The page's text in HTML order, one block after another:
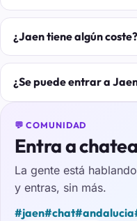
¿Jaen tiene algún coste?
¿Se puede entrar a
💬 COMUNIDAD
Entra a
La gente está
y entras, sin más.
#jaen#chat#andalucia